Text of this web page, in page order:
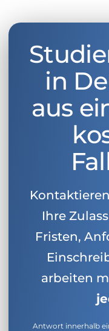
in
aus
Ihre
Fristen,
arbeiten
Antwort innerhalb